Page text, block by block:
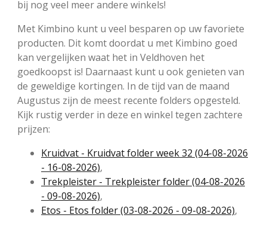
bij nog veel meer andere winkels!
Met Kimbino kunt u veel besparen op uw favoriete
producten. Dit komt doordat u met Kimbino goed
kan vergelijken waat het in Veldhoven het
goedkoopst is! Daarnaast kunt u ook genieten van
de geweldige kortingen. In de tijd van de maand
Augustus zijn de meest recente folders opgesteld.
Kijk rustig verder in deze en winkel tegen zachtere
prijzen:
Kruidvat - Kruidvat folder week 32 (04-08-2026
- 16-08-2026),
Trekpleister - Trekpleister folder (04-08-2026
- 09-08-2026),
Etos - Etos folder (03-08-2026 - 09-08-2026),